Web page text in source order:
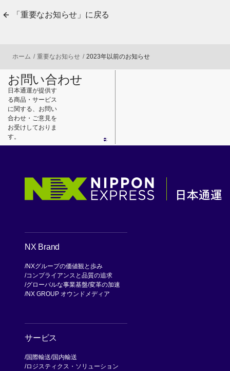
「重要なお知らせ」に戻る
ホーム 重要なお知らせ 2023年以前のお知らせ
お問い合わせ
日本通運が提供す
る商品・サービス
に関する、お問い
合わせ・ご意見を
お受けしておりま
す。
NX Brand
NXグループの価値観と歩み
コンプライアンスと品質の追求
グローバルな事業基盤 変革の加速
NX GROUP オウンドメディア
サービス
国際輸送 国内輸送
ロジスティクス・ソリューション